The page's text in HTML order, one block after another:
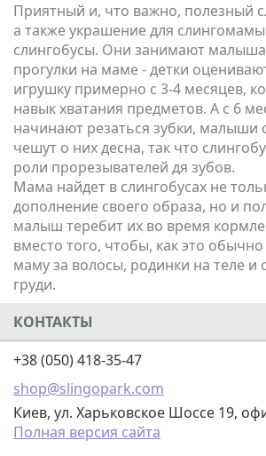
Приятный и, что важно, полезный
а также украшение для слингомамы
слингобусы. Они занимают
прогулки на маме - детки
игрушку примерно с 3-4 месяцев,
навык хватания предметов. А с 6
начинают резаться зубки, малыши
чешут о них десна, так что
роли прорезывателей дя зубов.
Мама найдет в слингобусах не
дополнение своего образа, но и
малыш теребит их во время
вместо того, чтобы, как это обычно
маму за волосы, родинки на теле и
груди.
КОНТАКТЫ
+38 (050) 418-35-47
shop@slingopark.com
Киев, ул. Харьковское Шоссе 19,
Полная версия сайта